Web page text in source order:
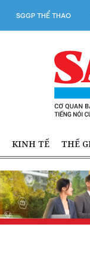
SGGP THỂ THAO
KINH TẾ THẾ